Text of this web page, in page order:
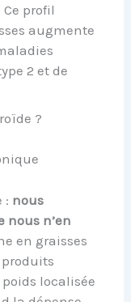
profil
augmente
2 et de
?
: nous
nous n’en
en graisses
localisée